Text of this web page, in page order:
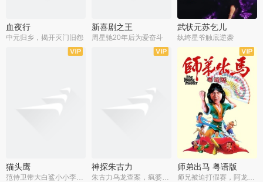
血夜行
中元归乡，揭开灭门旧怨
新喜剧之王
周星驰20年后为爱奋斗
武状元苏乞儿
纨绔星爷触底逆袭
猫头鹰
范侍卫带大白鲨小小李破案寻妃
神探朱古力
朱古力乌龙查案，疯婆子神助攻
师弟出马 粤语版
师兄被迫打假赛，阿龙追查斗黑帮